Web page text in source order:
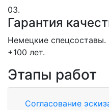
03.
Гарантия
Немецкие
+100 лет.
Этапы работ
Согласование